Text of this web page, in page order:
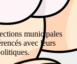
municipales
avec leurs